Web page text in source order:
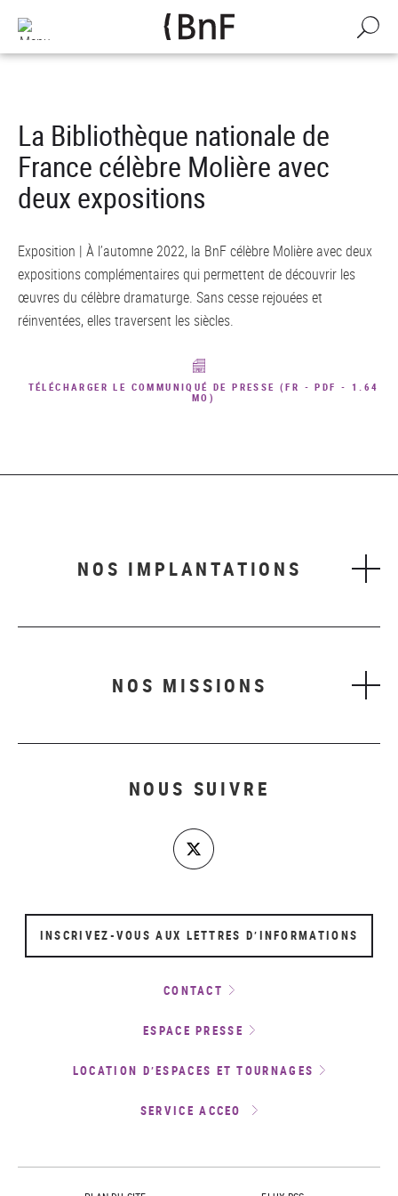
contenu
Recherche
La Bibliothèque nationale de
France célèbre Molière avec
deux expositions
Exposition | À l’automne 2022, la BnF célèbre Molière avec deux
expositions complémentaires qui permettent de découvrir les
œuvres du célèbre dramaturge. Sans cesse rejouées et
réinventées, elles traversent les siècles.
TÉLÉCHARGER LE COMMUNIQUÉ DE PRESSE (FR - PDF - 1.64
MO)
NOS IMPLANTATIONS
NOS MISSIONS
NOUS SUIVRE
INSCRIVEZ-VOUS AUX LETTRES D’INFORMATIONS
CONTACT
ESPACE PRESSE
LOCATION D’ESPACES ET TOURNAGES
SERVICE ACCEO